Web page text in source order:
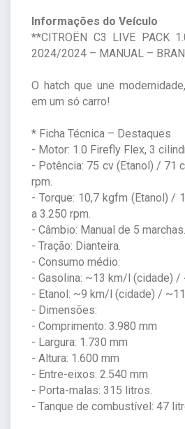
Informações do Veículo
**CITROËN C3 LIVE PACK
2024/2024 – MANUAL –
O hatch que une
em um só carro!
* Ficha Técnica – Destaques
- Motor: 1.0 Firefly Flex, 3
- Potência: 75 cv (Etanol) / 71
rpm.
- Torque: 10,7 kgfm (Etanol) /
a 3.250 rpm.
- Câmbio: Manual de 5 marchas.
- Tração: Dianteira.
- Consumo médio:
- Gasolina: ~13 km/l (cidade)
- Etanol: ~9 km/l (cidade) /
- Dimensões:
- Comprimento: 3.980 mm
- Largura: 1.730 mm
- Altura: 1.600 mm
- Entre-eixos: 2.540 mm
- Porta-malas: 315 litros.
- Tanque de combustível: 47